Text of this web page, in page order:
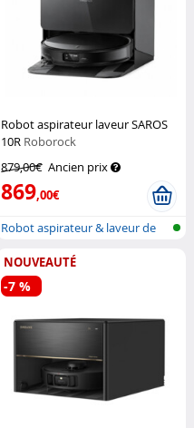
Robot aspirateur laveur SAROS
10R Roborock
879,00€ Ancien prix
869,00€
Robot aspirateur & laveur de
NOUVEAUTÉ
-7 %